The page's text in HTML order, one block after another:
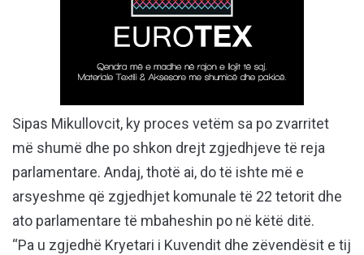
Sipas Mikullovcit, ky proces vetëm sa po zvarritet
më shumë dhe po shkon drejt zgjedhjeve të reja
parlamentare. Andaj, thotë ai, do të ishte më e
arsyeshme që zgjedhjet komunale të 22 tetorit dhe
ato parlamentare të mbaheshin po në këtë ditë.
“Pa u zgjedhë Kryetari i Kuvendit dhe zëvendësit e tij